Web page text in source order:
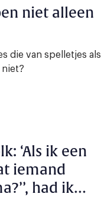
niet alleen
die van spelletjes als
‘Als ik een
iemand
had ik